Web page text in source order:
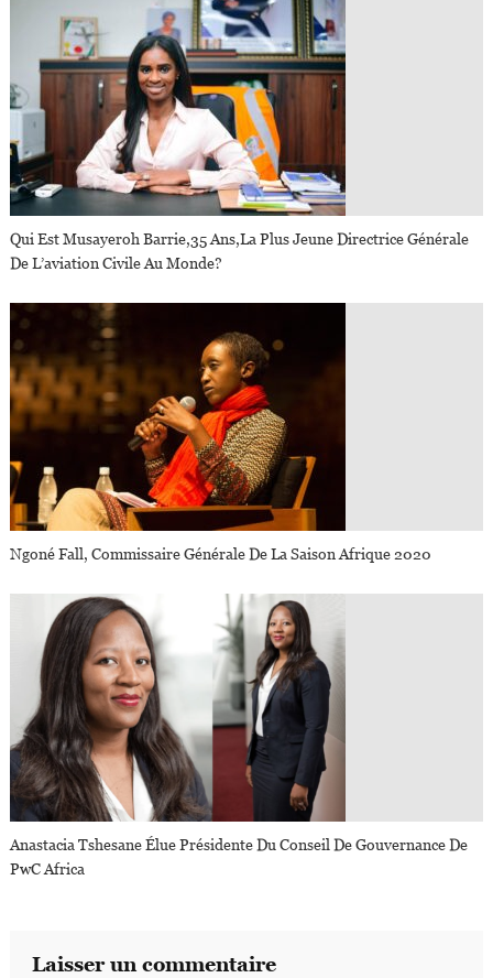
Qui Est Musayeroh Barrie,35 Ans,la Plus Jeune Directrice Générale
De L’aviation Civile Au Monde?
Ngoné Fall, Commissaire Générale De La Saison Afrique 2020
Anastacia Tshesane Élue Présidente Du Conseil De Gouvernance De
PwC Africa
Laisser un commentaire